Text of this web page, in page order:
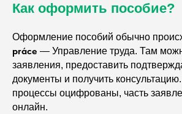
Как оформить пособие?
Оформление пособий обычно
práce — Управление труда. Там
заявления, предоставить
документы и получить
процессы оцифрованы, часть
онлайн.